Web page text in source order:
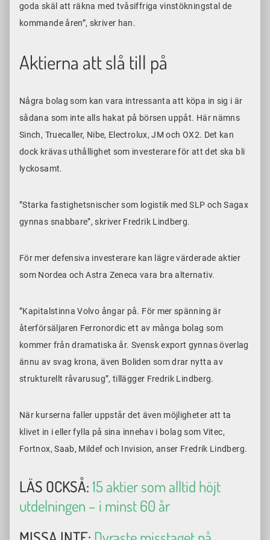
goda skäl att räkna med tvåsiffriga vinstökningstal de
kommande åren”, skriver han.
Aktierna att slå till på
Några bolag som kan vara intressanta att köpa in sig i är
sådana som inte alls hakat på börsen uppåt. Här nämns
Sinch, Truecaller, Nibe, Electrolux, JM och OX2. Det kan
dock krävas uthållighet som investerare för att det ska bli
lyckosamt.
”Starka fastighetsnischer som logistik med SLP och Sagax
gynnas snabbare”, skriver Fredrik Lindberg.
För mer defensiva investerare kan lägre värderade aktier
som Nordea och Astra Zeneca vara bra alternativ.
”Kapitalstinna Volvo ångar på. För mer spänning är
återförsäljaren Ferronordic ett av många bolag som
kommer från dramatiska år. Svensk export gynnas överlag
ännu av svag krona, även Boliden som drar nytta av
strukturellt råvarusug”, tillägger Fredrik Lindberg.
När kurserna faller uppstår det även möjligheter att ta
klivet in i eller fylla på sina innehav i bolag som Vitec,
Fortnox, Saab, Mildef och Invision, anser Fredrik Lindberg.
LÄS OCKSÅ:15 aktier som alltid höjt
utdelningen – i minst 60 år